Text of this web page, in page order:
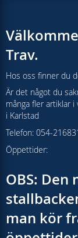
Trav.
Hos oss finner du
Är det något du
många fler artiklar i
i Karlstad
Telefon: 054-
Öppettider:
OBS:
man kör